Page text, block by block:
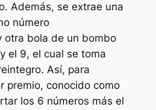
Además, se extrae una
número
otra bola de un bombo
el 9, el cual se toma
Así, para
premio, conocido como
los 6 números más el